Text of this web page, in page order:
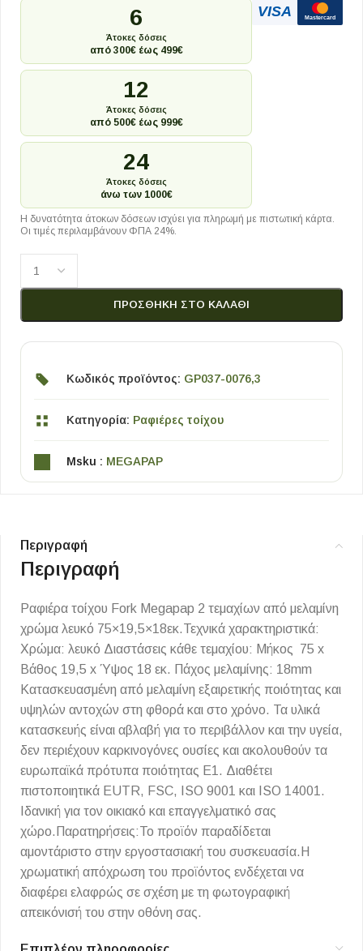
6
Άτοκες δόσεις
από 300€ έως 499€
12
Άτοκες δόσεις
από 500€ έως 999€
24
Άτοκες δόσεις
άνω των 1000€
VISA Mastercard
Η δυνατότητα άτοκων δόσεων ισχύει για πληρωμή με πιστωτική κάρτα.
Οι τιμές περιλαμβάνουν ΦΠΑ 24%.
ΠΡΟΣΘΉΚΗ ΣΤΟ ΚΑΛΆΘΙ
Κωδικός προϊόντος: GP037-0076,3
Κατηγορία: Ραφιέρες τοίχου
Msku : MEGAPAP
Περιγραφή
Περιγραφή
Ραφιέρα τοίχου Fork Megapap 2 τεμαχίων από μελαμίνη
χρώμα λευκό 75×19,5×18εκ.Τεχνικά χαρακτηριστικά:
Χρώμα: λευκό Διαστάσεις κάθε τεμαχίου: Μήκος 75 x
Βάθος 19,5 x Ύψος 18 εκ. Πάχος μελαμίνης: 18mm
Κατασκευασμένη από μελαμίνη εξαιρετικής ποιότητας και
υψηλών αντοχών στη φθορά και στο χρόνο. Τα υλικά
κατασκευής είναι αβλαβή για το περιβάλλον και την υγεία,
δεν περιέχουν καρκινογόνες ουσίες και ακολουθούν τα
ευρωπαϊκά πρότυπα ποιότητας Ε1. Διαθέτει
πιστοποιητικά EUTR, FSC, ISO 9001 και ISO 14001.
Ιδανική για τον οικιακό και επαγγελματικό σας
χώρο.Παρατηρήσεις:Το προϊόν παραδίδεται
αμοντάριστο στην εργοστασιακή του συσκευασία.Η
χρωματική απόχρωση του προϊόντος ενδέχεται να
διαφέρει ελαφρώς σε σχέση με τη φωτογραφική
απεικόνισή του στην οθόνη σας.